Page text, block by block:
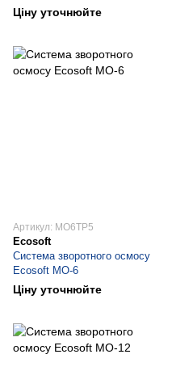
Ціну уточнюйте
Артикул: MO6TP5
Ecosoft
Система зворотного осмосу
Ecosoft МО-6
Ціну уточнюйте